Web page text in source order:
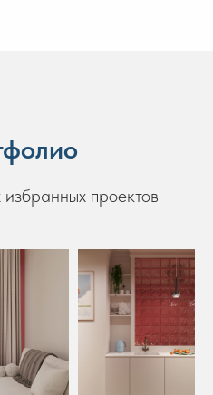
проектов